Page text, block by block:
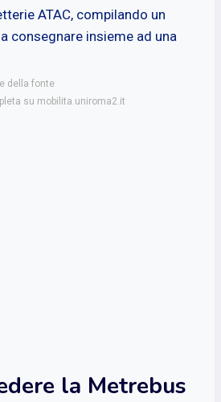
ATAC, compilando un
consegnare insieme ad una
della fonte
su mobilita.uniroma2.it
la Metrebus